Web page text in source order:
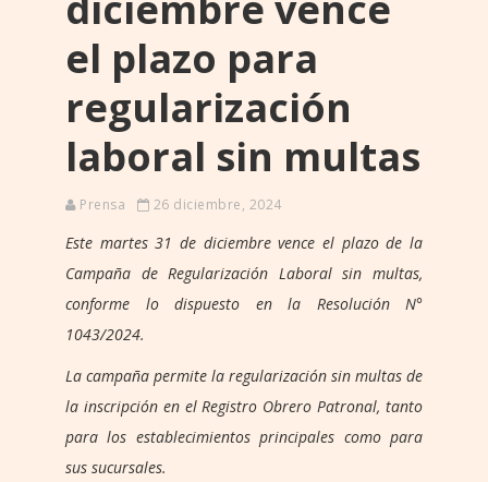
el plazo para
regularización
laboral sin multas
Prensa 26 diciembre, 2024
Este martes 31 de diciembre vence el plazo de la
Campaña de Regularización Laboral sin multas,
conforme lo dispuesto en la Resolución N°
1043/2024.
La campaña permite la regularización sin multas de
la inscripción en el Registro Obrero Patronal, tanto
para los establecimientos principales como para
sus sucursales.